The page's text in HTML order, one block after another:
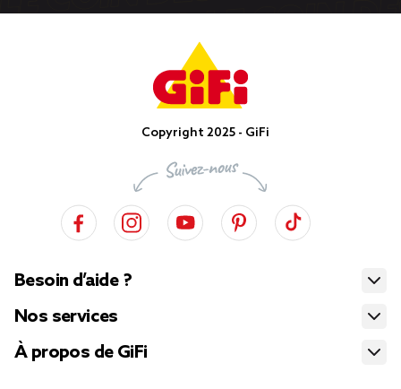
Copyright 2025 - GiFi
Besoin d’aide ?
Nos services
À propos de GiFi